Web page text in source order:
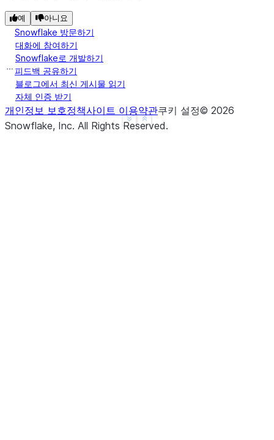
Show less
See more
예 아니요
Snowflake 방문하기
대화에 참여하기
Snowflake로 개발하기
피드백 공유하기
블로그에서 최신 게시물 읽기
자체 인증 받기
개인정보 보호정책사이트 이용약관쿠키 설정© 2026
Snowflake, Inc. All Rights Reserved.